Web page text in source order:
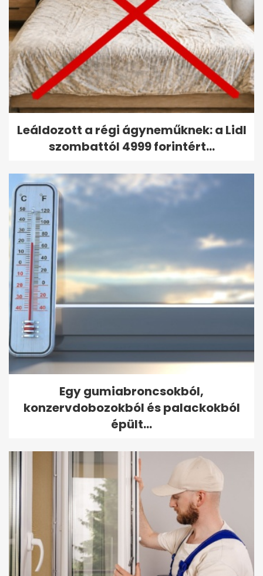
Leáldozott a régi ágyneműknek: a Lidl
szombattól 4999 forintért...
Egy gumiabroncsokból,
konzervdobozokból és palackokból
épült...